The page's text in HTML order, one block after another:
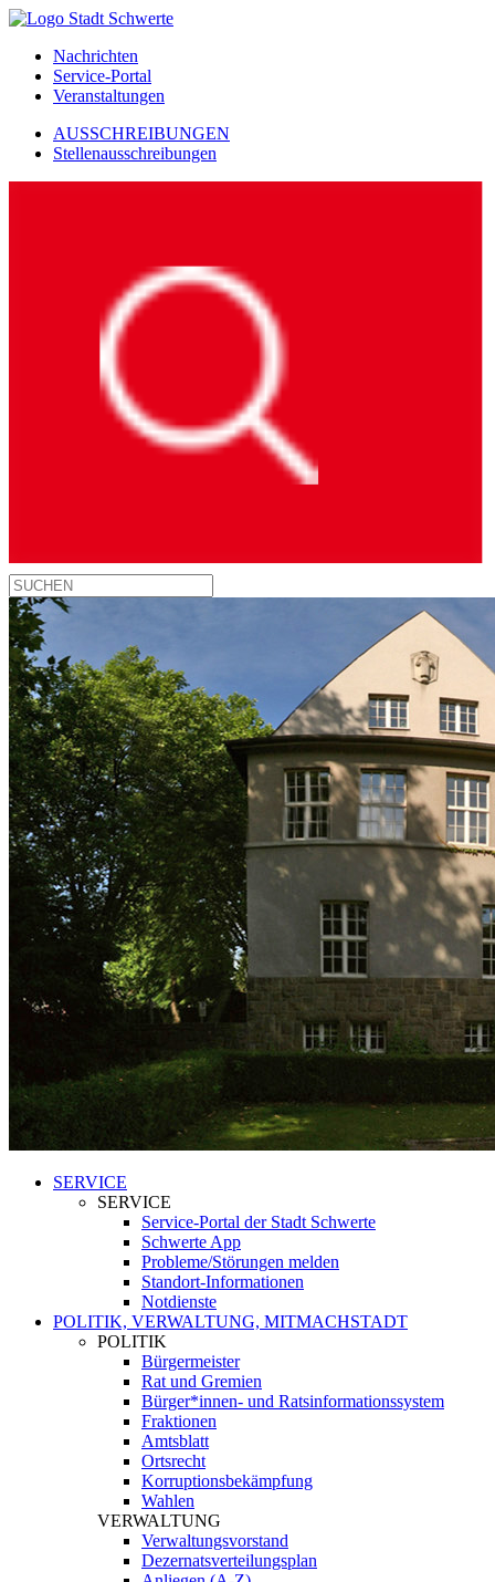
Nachrichten
Service-Portal
Veranstaltungen
AUSSCHREIBUNGEN
Stellenausschreibungen
SERVICE
SERVICE
Service-Portal der Stadt Schwerte
Schwerte App
Probleme/Störungen melden
Standort-Informationen
Notdienste
POLITIK, VERWALTUNG, MITMACHSTADT
POLITIK
Bürgermeister
Rat und Gremien
Bürger*innen- und Ratsinformationssystem
Fraktionen
Amtsblatt
Ortsrecht
Korruptionsbekämpfung
Wahlen
VERWALTUNG
Verwaltungsvorstand
Dezernatsverteilungsplan